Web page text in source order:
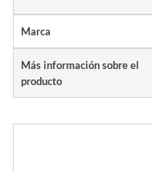
Marca
Más información sobre el
producto